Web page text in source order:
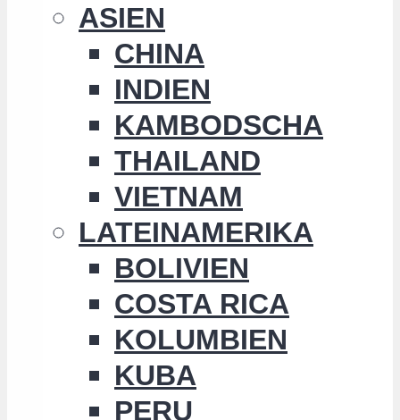
ASIEN
CHINA
INDIEN
KAMBODSCHA
THAILAND
VIETNAM
LATEINAMERIKA
BOLIVIEN
COSTA RICA
KOLUMBIEN
KUBA
PERU